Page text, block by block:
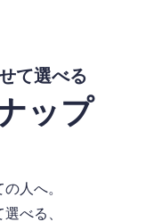
て選べる
ップ
人へ。
べる、